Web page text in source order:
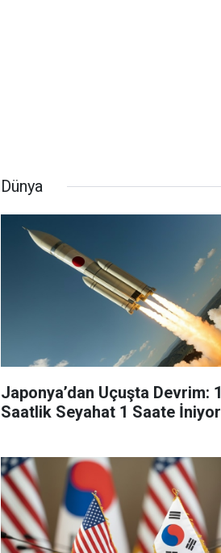
Dünya
Japonya’dan Uçuşta Devrim:
Saatlik Seyahat 1 Saate İniyor